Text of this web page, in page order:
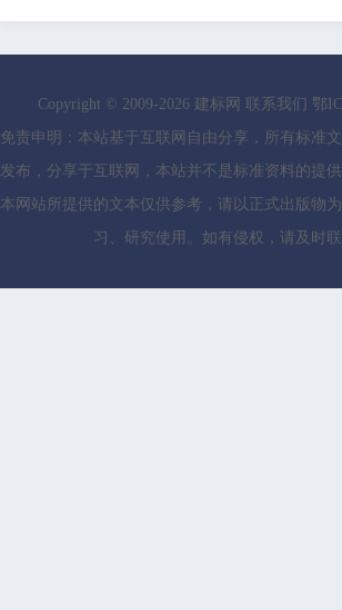
Copyright © 2009-2026 建标网 联系我们 鄂
免责申明：本站基于互联网自由分享，所有标准
发布，分享于互联网，本站并不是标准资料的提
本网站所提供的文本仅供参考，请以正式出版物
习、研究使用。如有侵权，请及时联